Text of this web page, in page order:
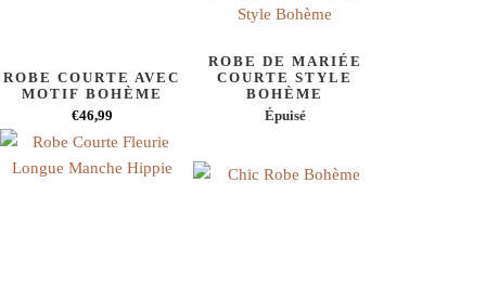
ROBE COURTE AVEC
MOTIF BOHÈME
€46,99
ROBE DE MARIÉE
COURTE STYLE
BOHÈME
Épuisé